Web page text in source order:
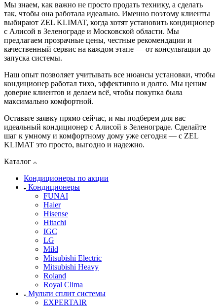
Мы знаем, как важно не просто продать технику, а сделать
так, чтобы она работала идеально. Именно поэтому клиенты
выбирают ZEL KLIMAT, когда хотят установить кондиционер
с Алисой в Зеленограде и Московской области. Мы
предлагаем прозрачные цены, честные рекомендации и
качественный сервис на каждом этапе — от консультации до
запуска системы.
Наш опыт позволяет учитывать все нюансы установки, чтобы
кондиционер работал тихо, эффективно и долго. Мы ценим
доверие клиентов и делаем всё, чтобы покупка была
максимально комфортной.
Оставьте заявку прямо сейчас, и мы подберем для вас
идеальный кондиционер с Алисой в Зеленограде. Сделайте
шаг к умному и комфортному дому уже сегодня — с ZEL
KLIMAT это просто, выгодно и надежно.
Каталог
Кондиционеры по акции
Кондиционеры
FUNAI
Haier
Hisense
Hitachi
IGC
LG
Mild
Mitsubishi Electric
Mitsubishi Heavy
Roland
Royal Clima
Мульти сплит системы
EXPERTAIR